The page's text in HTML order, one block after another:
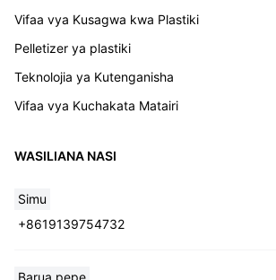
Vifaa vya Kusagwa kwa Plastiki
Pelletizer ya plastiki
Teknolojia ya Kutenganisha
Vifaa vya Kuchakata Matairi
WASILIANA NASI
Simu
+8619139754732
Barua pepe